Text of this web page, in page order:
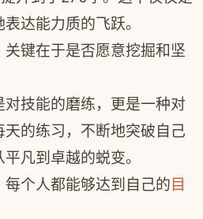
达能力质的飞跃。
键在于是否愿意挖掘和坚
技能的磨练，更是一种对
的练习，不断地突破自己
凡到卓越的蜕变。
个人都能够达到自己的 目